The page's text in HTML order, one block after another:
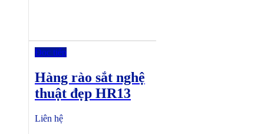
Đọc tiếp
Hàng rào sắt nghệ
thuật đẹp HR13
Liên hệ